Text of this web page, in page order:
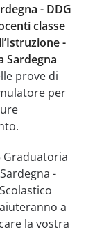
- DDG
classe
-
Sardegna
prove di
per
Graduatoria
-
a
la vostra